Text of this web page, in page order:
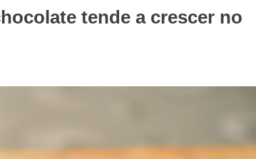
tende a crescer no